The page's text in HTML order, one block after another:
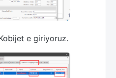
e giriyoruz.